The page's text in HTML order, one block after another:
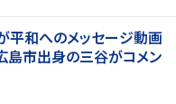
平和へのメッセージ動画
市出身の三谷がコメン